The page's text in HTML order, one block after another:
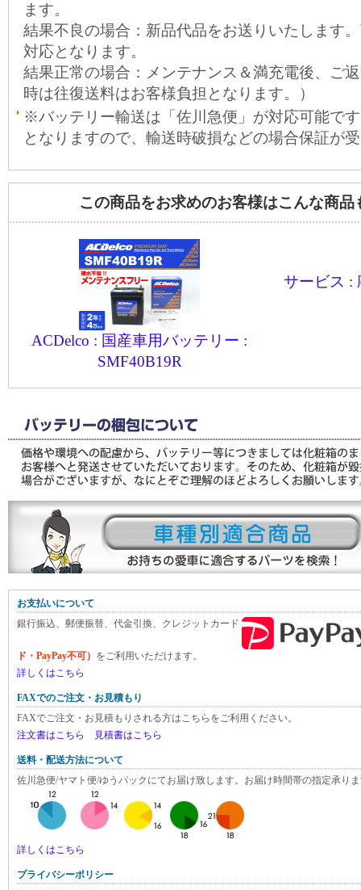
ます。
結果不良の場合：新品代品をお送りいたします
対応となります。
結果正常の場合：メンテナンス＆満充電後、ご
時は往復送料はお客様負担となります。）
※バッテリー輸送は「佐川急便」が対応可能で
となりますので、輸送時破損などの場合保証が
この商品をお求めのお客様はこんな商品
ACDelco : 国産車用バッテリー :
SMF40B19R
サービス :
お支払いについて
銀行振込、郵便振替、代金引換、クレジットカード
ド・PayPay不可） をご利用いただけます。
詳しくはこちら
FAXでのご注文・お見積もり
FAXでご注文・お見積もりされる方はこちらをご利用ください。
注文書はこちら
見積書はこちら
送料・配送方法について
佐川急便/ヤマト便/ゆうパックにてお届け致します。お届け時間帯の指定承り
詳しくはこちら
プライバシーポリシー